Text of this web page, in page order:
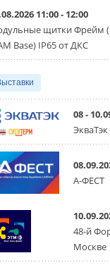
итоги
Новый
стартует
3 АВГУСТА
Москве
Омск с
31 ИЮЛЯ
Carrier
31 ИЮЛЯ
11:00 - 12:00
щитки Фрейм
Base) IP65 от ДКС
08 -
А-ФЕСТ
48-й
Москве